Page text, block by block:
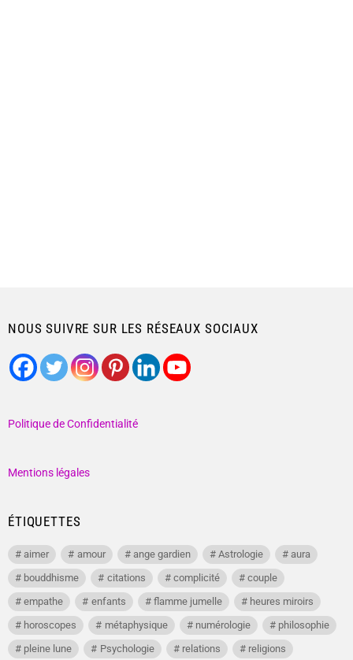
NOUS SUIVRE SUR LES RÉSEAUX SOCIAUX
Politique de Confidentialité
Mentions légales
ÉTIQUETTES
aimer amour ange gardien Astrologie
aura
bouddhisme
citations complicité
couple
empathe
enfants flamme jumelle
heures miroirs
horoscopes
métaphysique numérologie
philosophie
pleine lune
Psychologie relations religions